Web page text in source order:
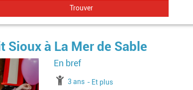
à La Mer de Sable
Image
à partir de
3 ans jusqu'à l'âge de
Et plus